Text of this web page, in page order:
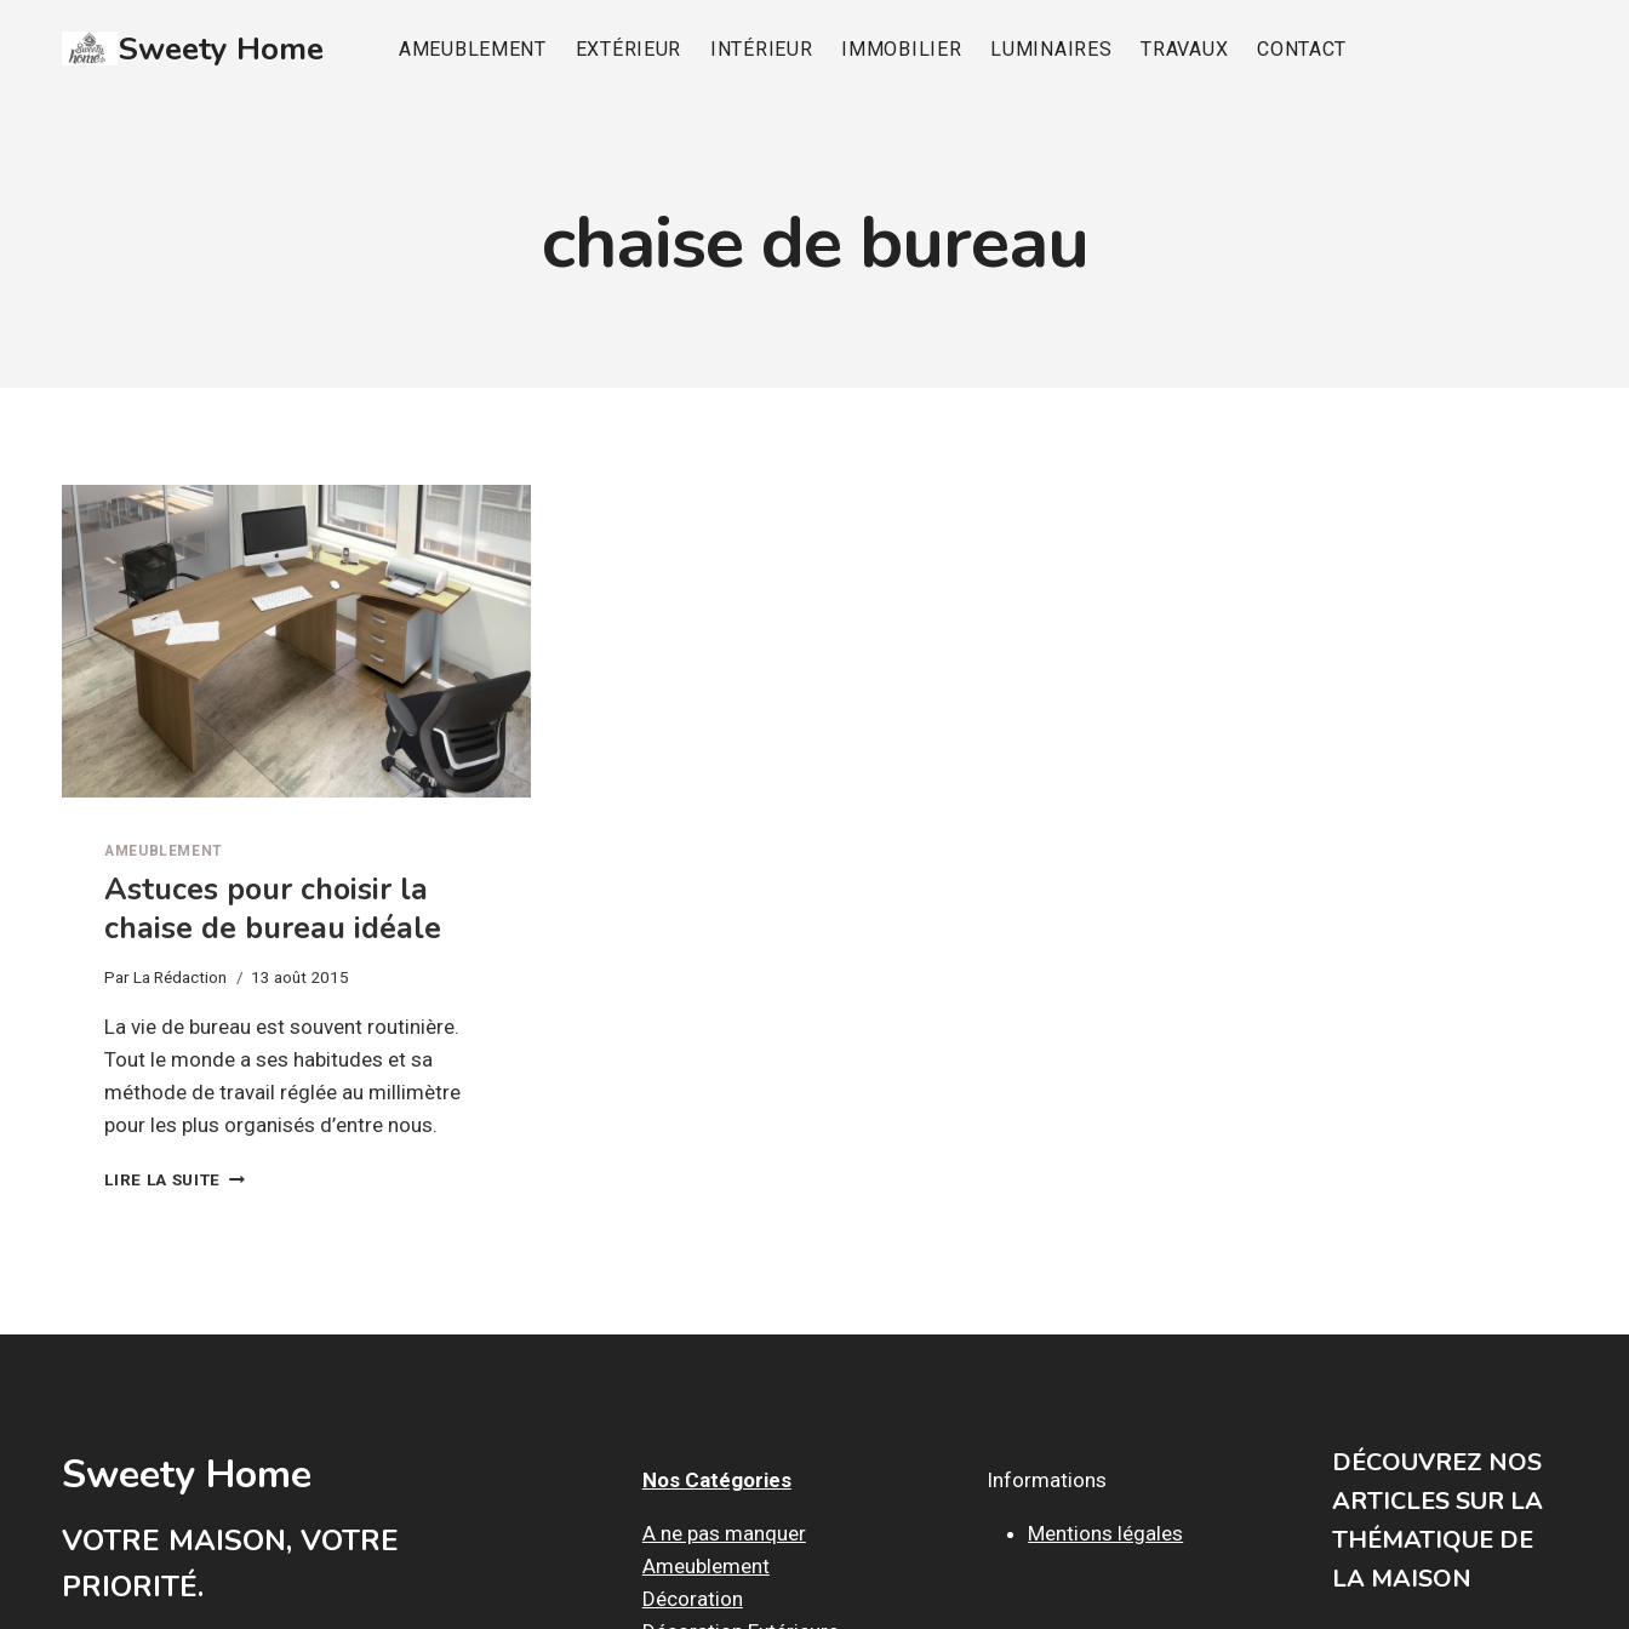
Sweety Home AMEUBLEMENT EXTÉRIEUR INTÉRIEUR IMMOBILIER LUMINAIRES TRAVAUX CONTACT
chaise de bureau
AMEUBLEMENT
Astuces pour choisir la
chaise de bureau idéale
Par La Rédaction 13 août 2015
La vie de bureau est souvent routinière.
Tout le monde a ses habitudes et sa
méthode de travail réglée au millimètre
pour les plus organisés d’entre nous.
LIRE LA SUITE ASTUCES
Sweety Home
VOTRE MAISON, VOTRE
PRIORITÉ.
Nos Catégories
A ne pas manquer
Ameublement
Décoration
Informations
Mentions légales
DÉCOUVREZ NOS
ARTICLES SUR LA
THÉMATIQUE DE
LA MAISON